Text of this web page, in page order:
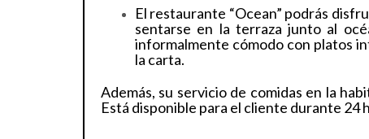
El restaurante “Ocean” podrás
sentarse en la terraza junto al
informalmente cómodo con platos
la carta.
Además, su servicio de comidas en la
Está disponible para el cliente durante 24